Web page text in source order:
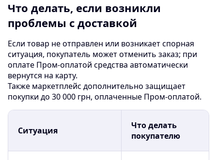
Что делать, если возникли
проблемы с доставкой
Если товар не отправлен или возникает спорная
ситуация, покупатель может отменить заказ; при
оплате Пром-оплатой средства автоматически
вернутся на карту.
Также маркетплейс дополнительно защищает
покупки до 30 000 грн, оплаченные Пром-оплатой.
Ситуация
Что делать
покупателю